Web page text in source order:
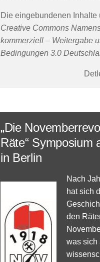
Die eingebundenen Inhalte
Creative Commons
kommerziell – Weitergabe
Bedingungen 3.0
„Die
Räte“ Symposium
in Berlin
Nach
hat sich
den
was sich